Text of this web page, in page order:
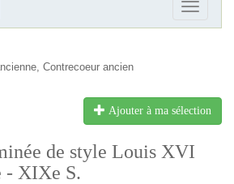
Ouvrir
Contrecoeur ancien
Ajouter à ma sélection
de style Louis XVI
- XIXe S.